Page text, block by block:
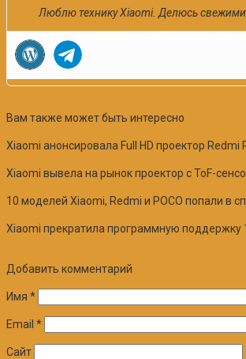
Люблю технику Xiaomi. Делюсь
Вам также может быть интересно
Xiaomi анонсировала Full HD проектор Redmi
Xiaomi вывела на рынок проектор с ToF-
10 моделей Xiaomi, Redmi и POCO попали в
Xiaomi прекратила программную поддержку
Добавить комментарий
Имя *
Email *
Сайт